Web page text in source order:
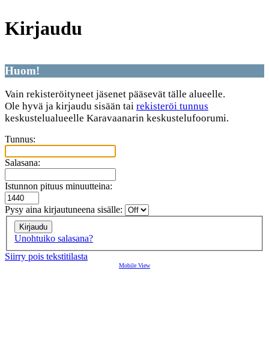
Kirjaudu
Huom!
Vain rekisteröityneet jäsenet pääsevät tälle alueelle.
Ole hyvä ja kirjaudu sisään tai rekisteröi tunnus
keskustelualueelle Karavaanarin keskustelufoorumi.
Tunnus:
Salasana:
Istunnon pituus minuutteina:
Pysy aina kirjautuneena sisälle:
Unohtuiko salasana?
Siirry pois tekstitilasta
Mobile View